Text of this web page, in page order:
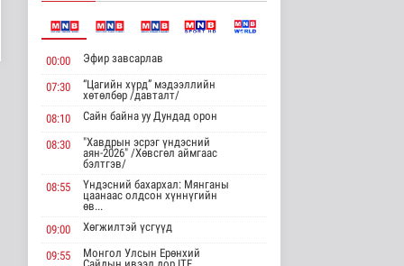
шинэ гарц эрэлх..
8 цаг 25 минутын өмнө
Европ даяар хэт халалт
эрчимжиж байна
9 цаг 33 минутын өмнө
Голууд үертэй байна
9 цаг 51 минутын өмнө
00:00 Эфир завсарлав
07:30
“Цагийн хүрд” мэдээллийн
хөтөлбөр /давталт/
08:10
Сайн байна уу Дундад орон
08:30
"Хавдрын эсрэг үндэсний
аян-2026" /Хөвсгөл аймгаас
бэлтгэв/
08:55
Үндэсний бахархал: Мянганы
цаанаас олдсон хүннүгийн
өв...
09:00
Хөгжилтэй үсгүүд
09:55
Монгол Улсын Ерөнхий